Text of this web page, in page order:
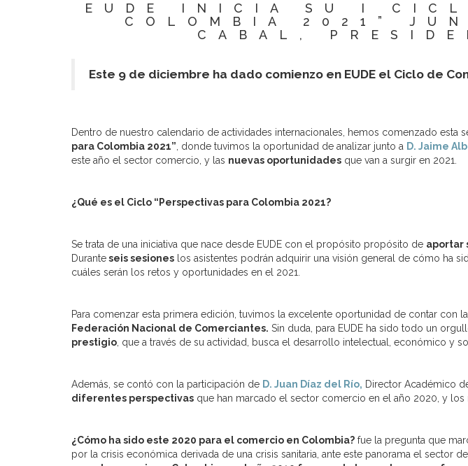
EUDE INICIA SU I
COLOMBIA 2021”
CABAL,
Este 9 de diciembre ha dado comienzo en EUDE el Ciclo de
Dentro de nuestro calendario de actividades internacionales, hemos comenzado esta
para Colombia 2021”, donde tuvimos la oportunidad de analizar junto a D. Jaime
este año el sector comercio, y las nuevas oportunidades que van a surgir en 2021.
¿Qué es el Ciclo “Perspectivas para Colombia 2021?
Se trata de una iniciativa que nace desde EUDE con el propósito propósito de aportar
Duranteseis sesiones los asistentes podrán adquirir una visión general de cómo ha
cuáles serán los retos y oportunidades en el 2021.
Para comenzar esta primera edición, tuvimos la excelente oportunidad de contar con
Federación Nacional de Comerciantes. Sin duda, para EUDE ha sido todo un
prestigio, que a través de su actividad, busca el desarrollo intelectual, económico y
Además, se contó con la participación de D. Juan Díaz del Río, Director Académico
diferentes perspectivas que han marcado el sector comercio en el año 2020, y los
¿Cómo ha sido este 2020 para el comercio en Colombia? fue la pregunta que
por la crisis económica derivada de una crisis sanitaria, ante este panorama el sector